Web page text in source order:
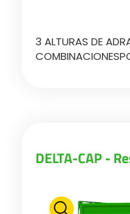
3 ALTURAS DE
DELTA-CAP -